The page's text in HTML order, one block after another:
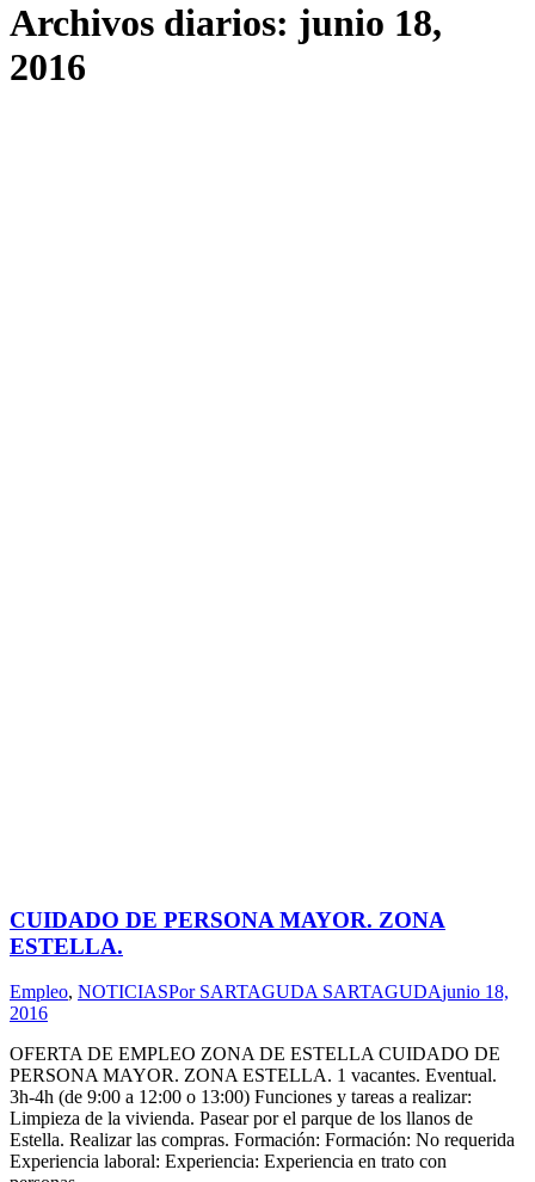
Archivos diarios: junio 18,
2016
CUIDADO DE PERSONA MAYOR. ZONA
ESTELLA.
Empleo, NOTICIASPor SARTAGUDA SARTAGUDAjunio 18,
2016
OFERTA DE EMPLEO ZONA DE ESTELLA CUIDADO DE
PERSONA MAYOR. ZONA ESTELLA. 1 vacantes. Eventual.
3h-4h (de 9:00 a 12:00 o 13:00) Funciones y tareas a realizar:
Limpieza de la vivienda. Pasear por el parque de los llanos de
Estella. Realizar las compras. Formación: Formación: No requerida
Experiencia laboral: Experiencia: Experiencia en trato con